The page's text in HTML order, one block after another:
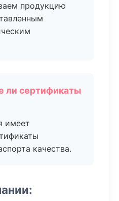
продукцию
ли сертификаты
имеет
качества.